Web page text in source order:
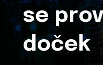
se
doček